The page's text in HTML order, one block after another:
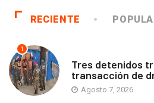
RECIENTE
1
Tres detenidos
transacción de
Agosto 7, 2026